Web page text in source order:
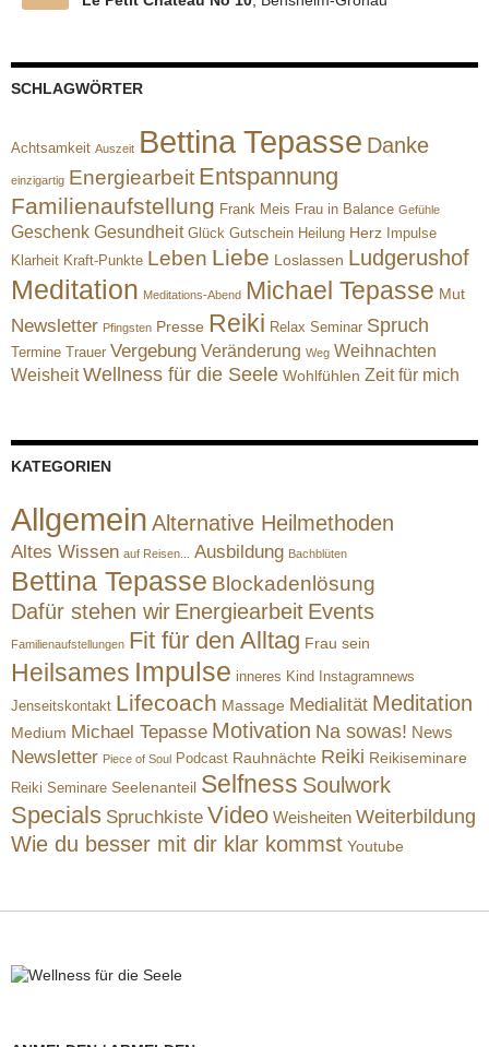
SCHLAGWÖRTER
Achtsamkeit Auszeit Bettina Tepasse Danke
einzigartig Energiearbeit Entspannung
Familienaufstellung Frank Meis Frau in Balance Gefühle
Geschenk Gesundheit Glück Gutschein Heilung Herz Impulse
Klarheit Kraft-Punkte Leben Liebe Loslassen Ludgerushof
Meditation Meditations-Abend Michael Tepasse Mut
Newsletter Pfingsten Presse Reiki Relax Seminar Spruch
Termine Trauer Vergebung Veränderung Weg Weihnachten
Weisheit Wellness für die Seele Wohlfühlen Zeit für mich
KATEGORIEN
Allgemein Alternative Heilmethoden
Altes Wissen auf Reisen... Ausbildung Bachblüten
Bettina Tepasse Blockadenlösung
Dafür stehen wir Energiearbeit Events
Familienaufstellungen Fit für den Alltag Frau sein
Heilsames Impulse inneres Kind Instagramnews
Jenseitskontakt Lifecoach Massage Medialität Meditation
Medium Michael Tepasse Motivation Na sowas! News
Newsletter Piece of Soul Podcast Rauhnächte Reiki Reikiseminare
Reiki Seminare Seelenanteil Selfness Soulwork
Specials Spruchkiste Video Weisheiten Weiterbildung
Wie du besser mit dir klar kommst Youtube